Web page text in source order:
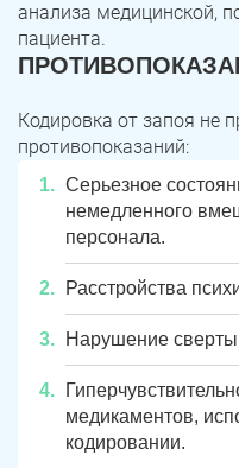
анализа медицинской,
пациента.
Кодировка от запоя не
противопоказаний:
Серьезное
немедленного
персонала.
Расстройства
Нарушение
медикаментов,
кодировании.